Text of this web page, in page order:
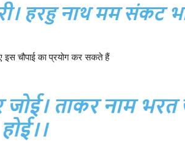
इस चौपाई का प्रयोग कर सकते हैं